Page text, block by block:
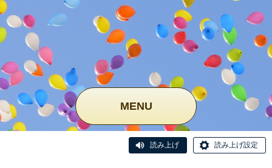
MENU
読み上げ 読み上げ設定